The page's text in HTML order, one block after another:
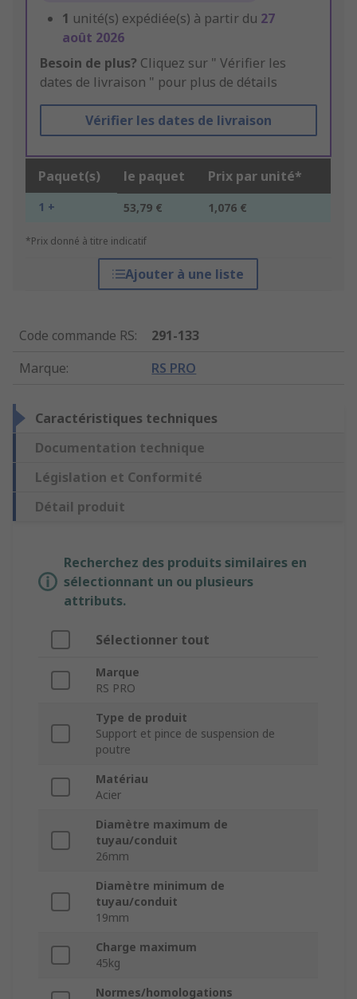
1 unité(s) expédiée(s) à partir du 27
août 2026
Besoin de plus? Cliquez sur " Vérifier les
dates de livraison " pour plus de détails
Vérifier les dates de livraison
Paquet(s) le paquet Prix par unité*
1 + 53,79 € 1,076 €
*Prix donné à titre indicatif
Ajouter à une liste
Code commande RS:
291-133
Marque: RS PRO
Caractéristiques techniques
Documentation technique
Législation et Conformité
Détail produit
Recherchez des produits similaires en
sélectionnant un ou plusieurs
attributs.
Sélectionner tout
Marque
RS PRO
Type de produit
Support et pince de suspension de
poutre
Matériau
Acier
Diamètre maximum de
tuyau/conduit
26mm
Diamètre minimum de
tuyau/conduit
19mm
Charge maximum
45kg
Normes/homologations